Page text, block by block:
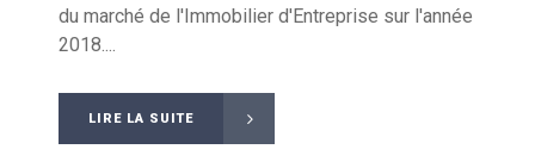
du marché de l'Immobilier d'Entreprise sur l'année
2018....
LIRE LA SUITE